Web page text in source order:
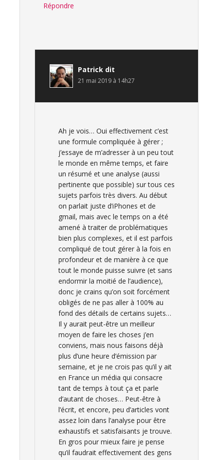
Répondre
Patrick dit
21 mai 2019 à 14h27
Ah je vois… Oui effectivement c’est
une formule compliquée à gérer ;
j’essaye de m’adresser à un peu tout
le monde en même temps, et faire
un résumé et une analyse (aussi
pertinente que possible) sur tous ces
sujets parfois très divers. Au début
on parlait juste d’iPhones et de
gmail, mais avec le temps on a été
amené à traiter de problématiques
bien plus complexes, et il est parfois
compliqué de tout gérer à la fois en
profondeur et de manière à ce que
tout le monde puisse suivre (et sans
endormir la moitié de l’audience),
donc je crains qu’on soit forcément
obligés de ne pas aller à 100% au
fond des détails de certains sujets…
Il y aurait peut-être un meilleur
moyen de faire les choses j’en
conviens, mais nous faisons déjà
plus d’une heure d’émission par
semaine, et je ne crois pas qu’il y ait
en France un média qui consacre
tant de temps à tout ça et parle
d’autant de choses… Peut-être à
l’écrit, et encore, peu d’articles vont
assez loin dans l’analyse pour être
exhaustifs et satisfaisants je trouve.
En gros pour mieux faire je pense
qu’il faudrait effectivement des gens